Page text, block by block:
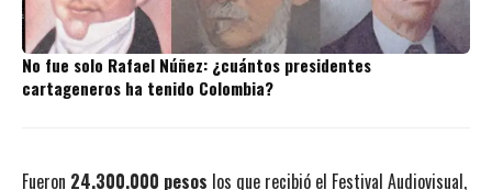
No fue solo Rafael Núñez: ¿cuántos presidentes
cartageneros ha tenido Colombia?
Fueron 24.300.000 pesos los que recibió el Festival Audiovisual,